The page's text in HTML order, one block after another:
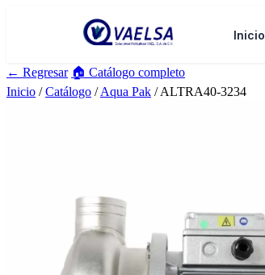
Inicio
← Regresar 🏠 Catálogo completo
Inicio /Catálogo /Aqua Pak / ALTRA40-3234